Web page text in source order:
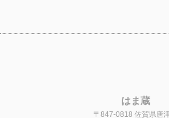
はま蔵
〒847-0818 佐賀県唐